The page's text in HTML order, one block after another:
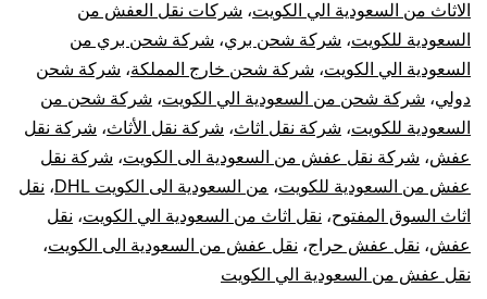
الاثاث من السعودية الي الكويت، شركات نقل العفش من
السعودية للكويت، شركة شحن بري، شركة شحن بري من
السعودية الي الكويت، شركة شحن خارج المملكة، شركة شحن
دولي، شركة شحن من السعودية الي الكويت، شركة شحن من
السعودية للكويت، شركة نقل اثاث، شركة نقل الأثاث، شركة نقل
عفش، شركة نقل عفش من السعودية الى الكويت، شركة نقل
عفش من السعودية للكويت، من السعودية الى الكويت DHL ، نقل
اثاث السوق المفتوح، نقل اثاث من السعودية الي الكويت، نقل
عفش، نقل عفش حراج، نقل عفش من السعودية الى الكويت،
نقل عفش من السعودية الي الكويت